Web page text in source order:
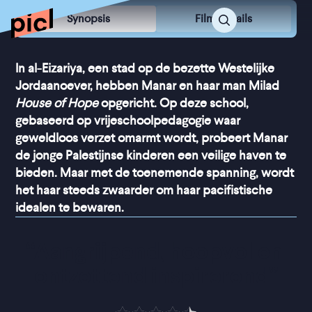
Synopsis Film Details
In al-Eizariya, een stad op de bezette Westelijke
Jordaanoever, hebben Manar en haar man Milad
House of Hopeopgericht. Op deze school,
gebaseerd op vrijeschoolpedagogie waar
geweldloos verzet omarmt wordt, probeert Manar
de jonge Palestijnse kinderen een veilige haven te
bieden. Maar met de toenemende spanning, wordt
het haar steeds zwaarder om haar pacifistische
idealen te bewaren.